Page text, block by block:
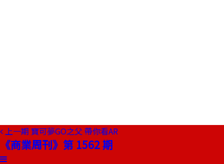
上一期 寶可夢GO之父 帶你看AR
《商業周刊》第 1562 期